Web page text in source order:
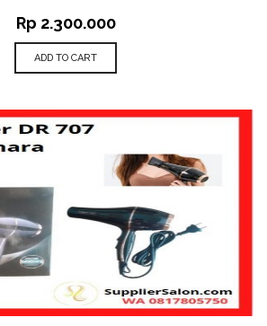
Rp 2.300.000
ADD TO CART